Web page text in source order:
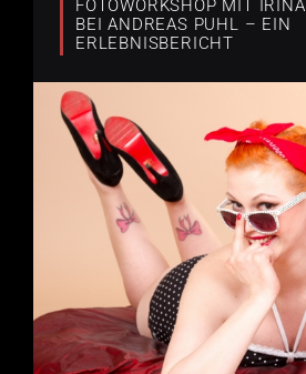
FOTOWORKSHOP MIT IRINA
BEI ANDREAS PUHL – EIN
ERLEBNISBERICHT